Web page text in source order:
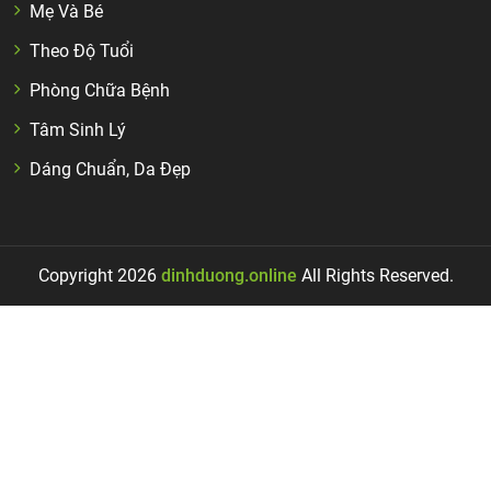
Mẹ Và Bé
Theo Độ Tuổi
Phòng Chữa Bệnh
Tâm Sinh Lý
Dáng Chuẩn, Da Đẹp
Copyright 2026 dinhduong.online All Rights Reserved.